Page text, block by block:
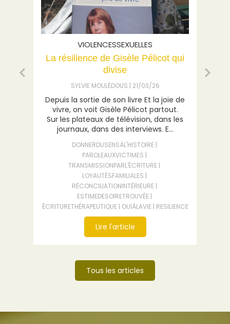
VIOLENCESSEXUELLES
La résilience de Gisèle Pélicot qui
divise
SYLVIE MOULÉDOUS 21/03/26
Depuis la sortie de son livre Et la joie de
vivre, on voit Gisèle Pélicot partout.
Sur les plateaux de télévision, dans les
journaux, dans des interviews. E...
DONNERDUSENSÀL'HISTOIRE
PAROLEAUXVICTIMES
TRANSMISSIONPARL'ÉCRITURE
LOYAUTÉSFAMILIALES
RÉCONCILIATIONINTÉRIEURE
ESTIMEDESOIRETROUVÉE
ÉCRITURETHÉRAPEUTIQUE
OUIÀLAVIE RESILIENCE
Lire l'article
Tous les articles